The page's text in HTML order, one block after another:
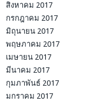
สิงหาคม 2017
กรกฎาคม 2017
มิถุนายน 2017
พฤษภาคม 2017
เมษายน 2017
มีนาคม 2017
กุมภาพันธ์ 2017
มกราคม 2017